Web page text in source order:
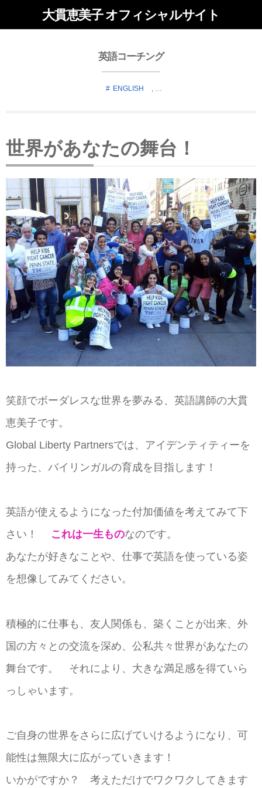
大貫恵美子 オフィシャルサイト
英語コーチング
ENGLISH
世界があなたの舞台！
笑顔でボーダレスな世界を夢みる、英語講師の大貫
恵美子です。
Global Liberty Partnersでは、アイデンティティーを
持った、バイリンガルの育成を目指します！
英語が使えるようになった付加価値を考えてみて下
さい！
これは一生ものなのです。
あなたが好きなことや、仕事で英語を使っている姿
を想像してみてください。
積極的に仕事も、友人関係も、築くことが出来、外
国の方々との交流を深め、公私共々世界があなたの
舞台です。 それにより、大きな満足感を得ていら
っしゃいます。
ご自身の世界をさらに広げていけるようになり、可
能性は無限大に広がっていきます！
いかがですか？ 考えただけでワクワクしてきます